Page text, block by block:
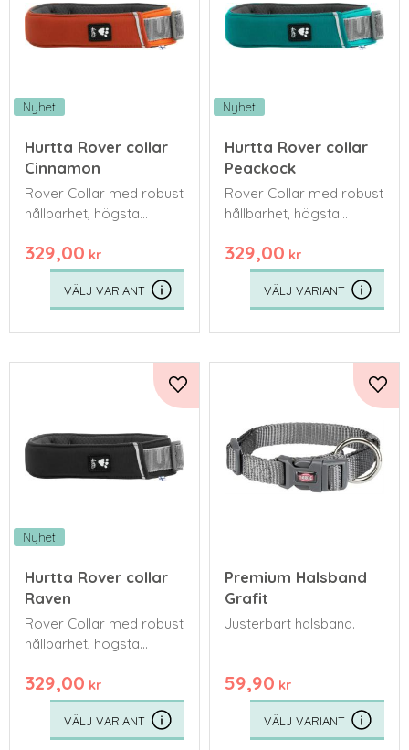
Nyhet
Hurtta Rover collar
Cinnamon
Rover Collar med robust
hållbarhet, högsta
kompromisslös
säkerhet – det perfekta
valet för medelstora
och stora hundar
329,00 kr
Nyhet
Hurtta Rover collar
Peackock
Rover Collar med robust
hållbarhet, högsta
kompromisslös
säkerhet – det perfekta
valet för medelstora
och stora hundar
329,00 kr
Nyhet
Hurtta Rover collar
Raven
Rover Collar med robust
hållbarhet, högsta
kompromisslös
säkerhet – det perfekta
valet för medelstora
och stora hundar
329,00 kr
Lägg till i favoriter
Premium Halsband
Grafit
Justerbart halsband.
59,90 kr